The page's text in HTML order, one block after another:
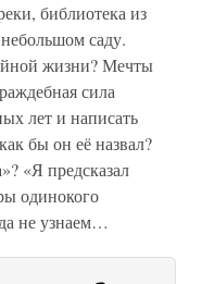
библиотека из
саду.
жизни? Мечты
сила
лет и написать
бы он её назвал?
«Я предсказал
одинокого
не узнаем…